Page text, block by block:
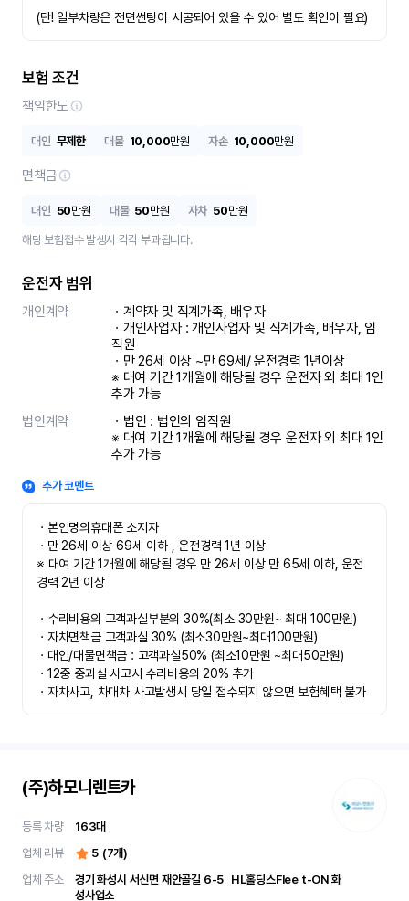
(단! 일부차량은 전면썬팅이 시공되어 있을 수 있어 별도 확인이 필요)
보험 조건
책임한도
대인 무제한 대물 10,000만원 자손 10,000만원
면책금
대인 50만원 대물 50만원 자차 50만원
해당 보험접수 발생시 각각 부과됩니다.
운전자 범위
개인계약
ㆍ계약자 및 직계가족, 배우자
ㆍ개인사업자 : 개인사업자 및 직계가족, 배우자, 임
직원
ㆍ만 26세 이상 ~만 69세/ 운전경력 1년이상
※ 대여 기간 1개월에 해당될 경우 운전자 외 최대 1인
추가 가능
법인계약
ㆍ법인 : 법인의 임직원
※ 대여 기간 1개월에 해당될 경우 운전자 외 최대 1인
추가 가능
추가 코멘트
ㆍ본인명의휴대폰 소지자
ㆍ만 26세 이상 69세 이하 , 운전경력 1년 이상
※ 대여 기간 1개월에 해당될 경우 만 26세 이상 만 65세 이하, 운전
경력 2년 이상
ㆍ수리비용의 고객과실부분의 30%(최소 30만원~ 최대 100만원)
ㆍ자차면책금 고객과실 30% (최소30만원~최대100만원)
ㆍ대인/대물면책금 : 고객과실50% (최소10만원 ~최대50만원)
ㆍ12중 중과실 사고시 수리비용의 20% 추가
ㆍ자차사고, 차대차 사고발생시 당일 접수되지 않으면 보험혜택 불가
(주)하모니렌트카
등록 차량 163대
업체 리뷰
5 (7개)
업체 주소
경기 화성시 서신면 재안골길 6-5	 HL홀딩스Flee t-ON 화
성사업소